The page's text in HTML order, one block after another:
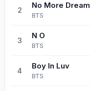
2
No More Dream
BTS
3
N O
BTS
4
Boy In Luv
BTS